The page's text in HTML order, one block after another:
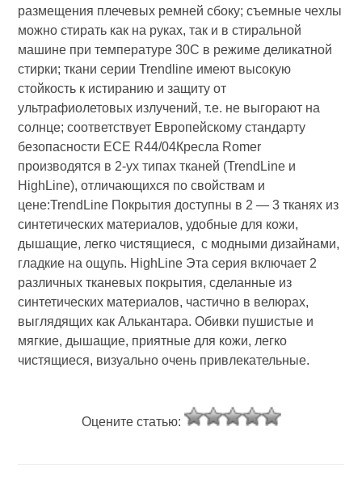
размещения плечевых ремней сбоку; съемные чехлы
можно стирать как на руках, так и в стиральной
машине при температуре 30С в режиме деликатной
стирки; ткани серии Trendline имеют высокую
стойкость к истиранию и защиту от
ультрафиолетовых излучений, т.е. не выгорают на
солнце; соответствует Европейскому стандарту
безопасности ЕСЕ R44/04Кресла Romer
производятся в 2-ух типах тканей (TrendLine и
HighLine), отличающихся по свойствам и
цене:TrendLine Покрытия доступны в 2 — 3 тканях из
синтетических материалов, удобные для кожи,
дышащие, легко чистящиеся, с модными дизайнами,
гладкие на ощупь. HighLine Эта серия включает 2
различных тканевых покрытия, сделанные из
синтетических материалов, частично в велюрах,
выглядящих как Алькантара. Обивки пушистые и
мягкие, дышащие, приятные для кожи, легко
чистящиеся, визуально очень привлекательные.
Оцените статью: